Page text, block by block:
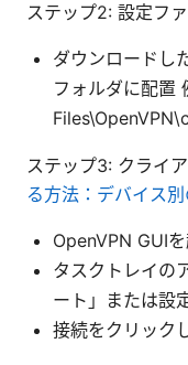
ステップ2: 設定フ
ダウンロードし
フォルダに配置
ステップ3: クライ
る方法：デバイス
OpenVPN GUI
タスクトレイの
ート」または設
接続をクリック